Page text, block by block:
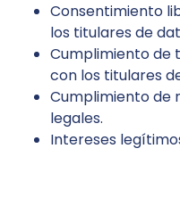
Consentimiento
los titulares de
Cumplimiento de
con los titulares
Cumplimiento de
legales.
Intereses